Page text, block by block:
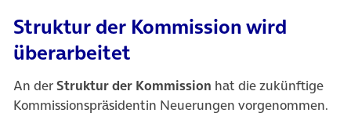
Struktur der Kommission wird
überarbeitet
An derStruktur der Kommission hat die zukünftige
Kommissionspräsidentin Neuerungen vorgenommen.